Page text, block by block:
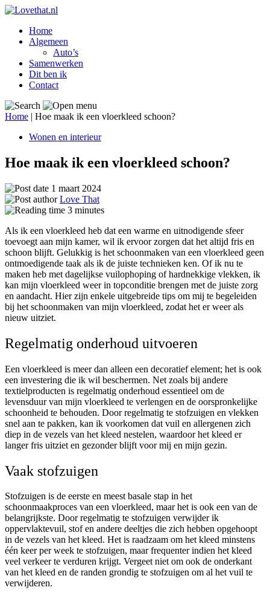
Home
Algemeen
Auto’s
Samenwerken
Dit ben ik
Contact
Home | Hoe maak ik een vloerkleed schoon?
Wonen en interieur
Hoe maak ik een vloerkleed schoon?
1 maart 2024
Love That
3 minutes
Als ik een vloerkleed heb dat een warme en uitnodigende sfeer
toevoegt aan mijn kamer, wil ik ervoor zorgen dat het altijd fris en
schoon blijft. Gelukkig is het schoonmaken van een vloerkleed geen
ontmoedigende taak als ik de juiste technieken ken. Of ik nu te
maken heb met dagelijkse vuilophoping of hardnekkige vlekken, ik
kan mijn vloerkleed weer in topconditie brengen met de juiste zorg
en aandacht. Hier zijn enkele uitgebreide tips om mij te begeleiden
bij het schoonmaken van mijn vloerkleed, zodat het er weer als
nieuw uitziet.
Regelmatig onderhoud uitvoeren
Een vloerkleed is meer dan alleen een decoratief element; het is ook
een investering die ik wil beschermen. Net zoals bij andere
textielproducten is regelmatig onderhoud essentieel om de
levensduur van mijn vloerkleed te verlengen en de oorspronkelijke
schoonheid te behouden. Door regelmatig te stofzuigen en vlekken
snel aan te pakken, kan ik voorkomen dat vuil en allergenen zich
diep in de vezels van het kleed nestelen, waardoor het kleed er
langer fris uitziet en gezonder blijft voor mij en mijn gezin.
Vaak stofzuigen
Stofzuigen is de eerste en meest basale stap in het
schoonmaakproces van een vloerkleed, maar het is ook een van de
belangrijkste. Door regelmatig te stofzuigen verwijder ik
oppervlaktevuil, stof en andere deeltjes die zich hebben opgehoopt
in de vezels van het kleed. Het is raadzaam om het kleed minstens
één keer per week te stofzuigen, maar frequenter indien het kleed
veel verkeer te verduren krijgt. Vergeet niet om ook de onderkant
van het kleed en de randen grondig te stofzuigen om al het vuil te
verwijderen.